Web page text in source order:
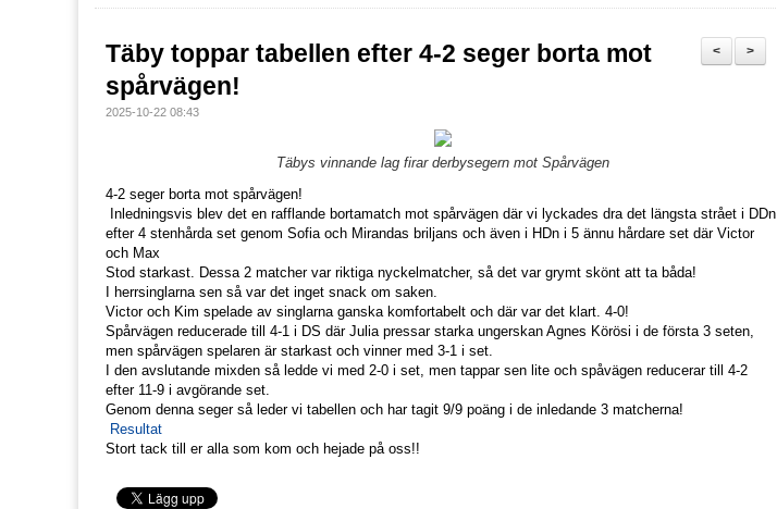
>
<
Täby toppar tabellen efter 4-2 seger borta mot
spårvägen!
2025-10-22 08:43
Täbys vinnande lag firar derbysegern mot Spårvägen
4-2 seger borta mot spårvägen!
Inledningsvis blev det en rafflande bortamatch mot spårvägen där vi lyckades dra det längsta strået i DDn
efter 4 stenhårda set genom Sofia och Mirandas briljans och även i HDn i 5 ännu hårdare set där Victor
och Max
Stod starkast. Dessa 2 matcher var riktiga nyckelmatcher, så det var grymt skönt att ta båda!
I herrsinglarna sen så var det inget snack om saken.
Victor och Kim spelade av singlarna ganska komfortabelt och där var det klart. 4-0!
Spårvägen reducerade till 4-1 i DS där Julia pressar starka ungerskan Agnes Körösi i de första 3 seten,
men spårvägen spelaren är starkast och vinner med 3-1 i set.
I den avslutande mixden så ledde vi med 2-0 i set, men tappar sen lite och spåvägen reducerar till 4-2
efter 11-9 i avgörande set.
Genom denna seger så leder vi tabellen och har tagit 9/9 poäng i de inledande 3 matcherna!
Resultat
Stort tack till er alla som kom och hejade på oss!!